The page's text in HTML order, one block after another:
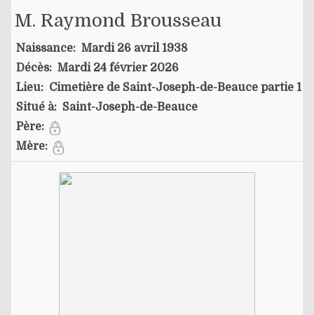
M. Raymond Brousseau
Naissance: Mardi 26 avril 1938
Décès: Mardi 24 février 2026
Lieu: Cimetière de Saint-Joseph-de-Beauce partie 1
Situé à: Saint-Joseph-de-Beauce
Père:
Mère: